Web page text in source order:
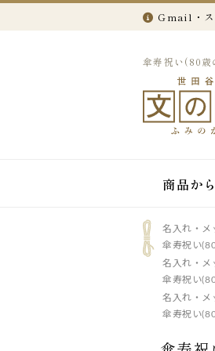
Gmail・ス
傘寿祝い(80
商品か
名入れ・メ
傘寿祝い
名入れ・メ
傘寿祝い
名入れ・メ
傘寿祝い